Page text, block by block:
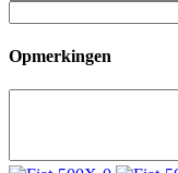
Opmerkingen